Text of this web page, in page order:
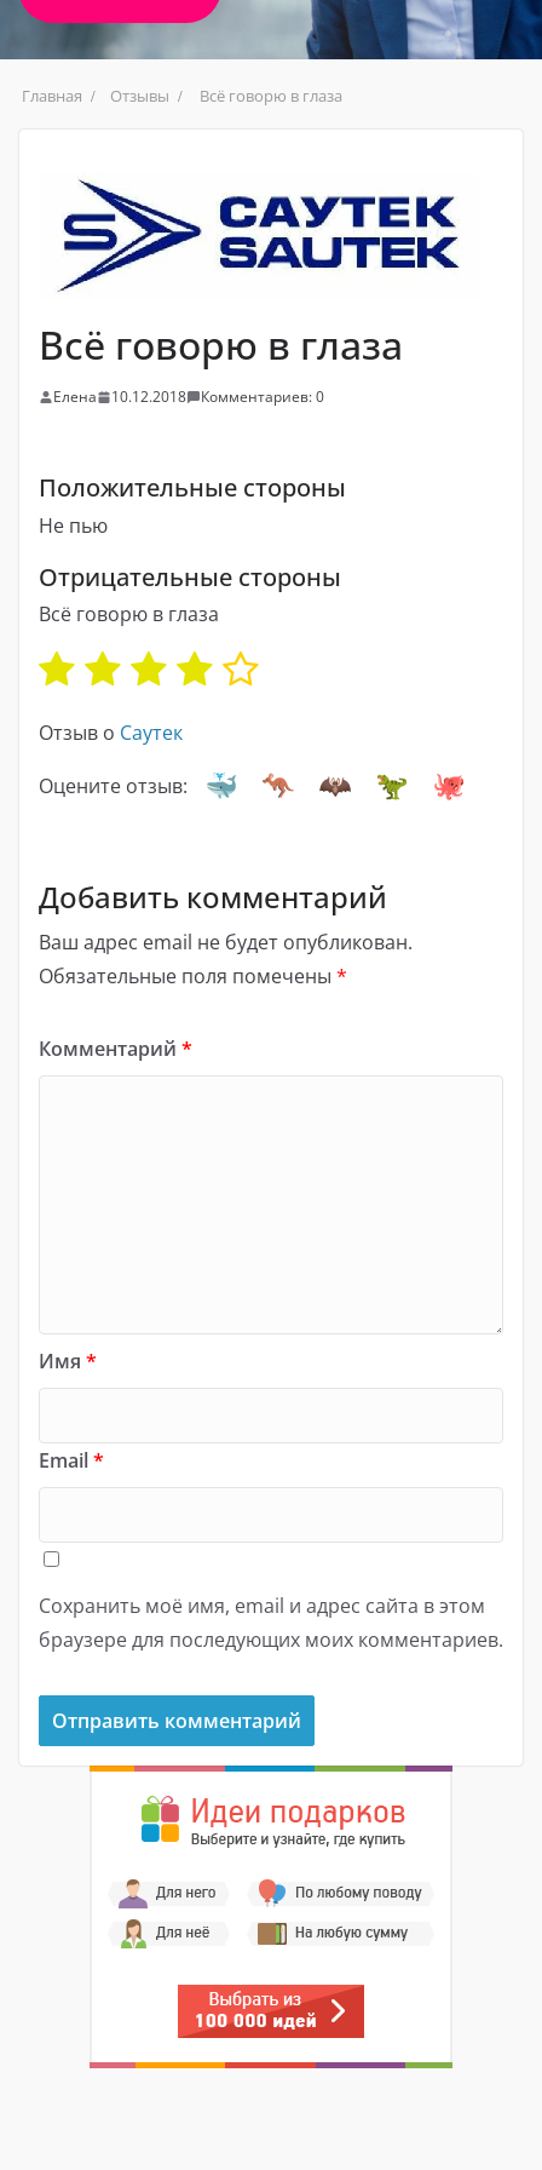
Главная Отзывы Всё говорю в глаза
Всё говорю в глаза
Елена 10.12.2018 Комментариев: 0
Положительные стороны
Не пью
Отрицательные стороны
Всё говорю в глаза
Отзыв о Саутек
Оцените отзыв:
Добавить комментарий
Ваш адрес email не будет опубликован.
Обязательные поля помечены *
Комментарий *
Имя *
Email*
Сохранить моё имя, email и адрес сайта в этом
браузере для последующих моих комментариев.